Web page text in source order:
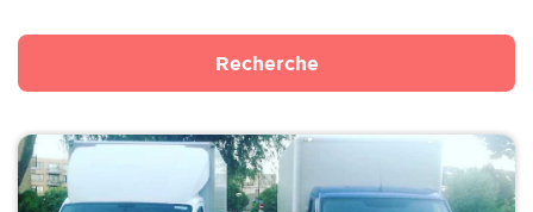
Recherche